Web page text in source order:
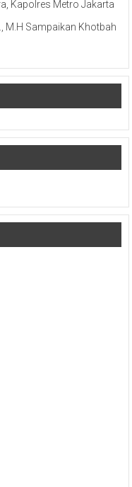
Kapolres Metro Jakarta
M.H Sampaikan Khotbah